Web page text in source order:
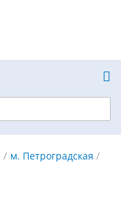
м. Петроградская